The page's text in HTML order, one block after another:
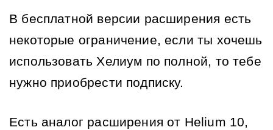
В бесплатной версии расширения есть
некоторые ограничение, если ты хочешь
использовать Хелиум по полной, то тебе
нужно приобрести подписку.
Есть аналог расширения от Helium 10,